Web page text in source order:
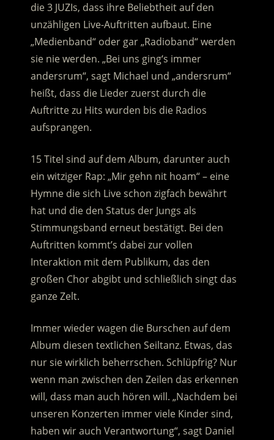
die 3 JUZIs, dass ihre Beliebtheit auf den
unzähligen Live-Auftritten aufbaut. Eine
„Medienband“ oder gar „Radioband“ werden
sie nie werden. „Bei uns ging‘s immer
andersrum“, sagt Michael und „andersrum“
heißt, dass die Lieder zuerst durch die
Auftritte zu Hits wurden bis die Radios
aufsprangen.
15 Titel sind auf dem Album, darunter auch
ein witziger Rap: „Mir gehn nit hoam“ – eine
Hymne die sich Live schon zigfach bewährt
hat und die den Status der Jungs als
Stimmungsband erneut bestätigt. Bei den
Auftritten kommt’s dabei zur vollen
Interaktion mit dem Publikum, das den
großen Chor abgibt und schließlich singt das
ganze Zelt.
Immer wieder wagen die Burschen auf dem
Album diesen textlichen Seiltanz. Etwas, das
nur sie wirklich beherrschen. Schlüpfrig? Nur
wenn man zwischen den Zeilen das erkennen
will, dass man auch hören will. „Nachdem bei
unseren Konzerten immer viele Kinder sind,
haben wir auch Verantwortung“, sagt Daniel